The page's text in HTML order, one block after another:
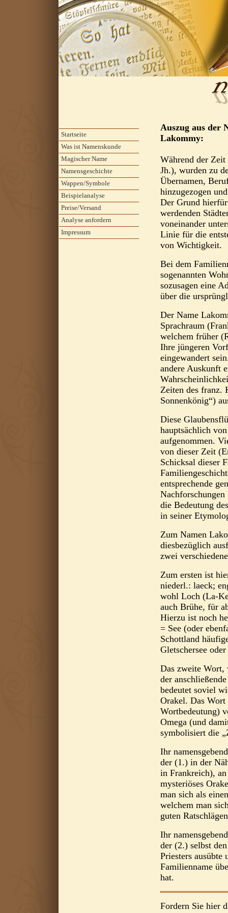
Startseite
Was ist Namenskunde
Magischer Name
Namensgeschichte
Wappen/Symbole
Beispielanalyse
Preise/Versand
Analyse anfordern
Impressum
Auszug aus der
Lakommy:
Während der
Jh.), wurden zu
Übernamen,
hinzugezogen
Der Grund
werdenden
voneinander
Linie für die
von Wichtigkeit.
Bei dem
sogenannten
sozusagen eine
über die
Der Name
Sprachraum
welchem früher
Ihre jüngeren
eingewandert
andere Auskunft
Zeiten des franz.
Sonnenkönig“)
Diese
hauptsächlich
aufgenommen.
von dieser Zeit
Schicksal dieser
entsprechende
die Bedeutung
in seiner
Zum Namen
diesbezüglich
zwei
Zum ersten ist
niederl.: laeck;
wohl Loch (La-
auch Brühe, für
Hierzu ist noch
= See (oder
Schottland
Gletschersee
Das zweite Wort,
der
bedeutet soviel
Orakel. Das
Wortbedeutung)
Omega (und
symbolisiert die
Ihr
der (1.) in der
in Frankreich),
mysteriöses
man sich als
welchem man
guten
Ihr
der (2.) selbst
Priesters ausübte
Familienname
hat.
Fordern Sie hier